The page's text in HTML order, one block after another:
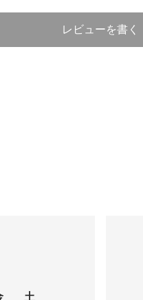
レビューを書く
土